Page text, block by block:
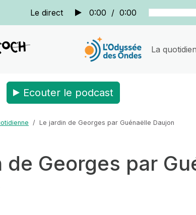
Le direct 0:00 / 0:00
La
Ecouter le podcast
Le jardin de Georges par Guénaëlle Daujon
de Georges par